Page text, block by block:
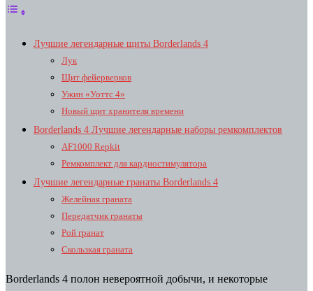
Лучшие легендарные щиты Borderlands 4
Лук
Щит фейерверков
Ужин «Уоттс 4»
Новый щит хранителя времени
Borderlands 4 Лучшие легендарные наборы ремкомплектов
AF1000 Repkit
Ремкомплект для кардиостимулятора
Лучшие легендарные гранаты Borderlands 4
Желейная граната
Передатчик гранаты
Рой гранат
Скользкая граната
Borderlands 4 полон невероятной добычи, и некоторые